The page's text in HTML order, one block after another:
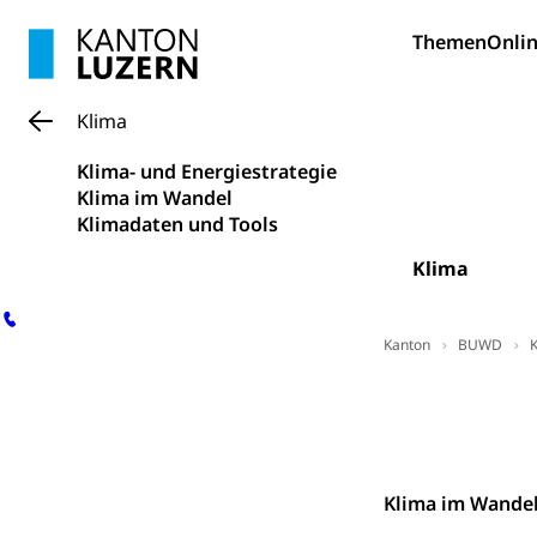
Themen
Klima
Klima
Klima- und Energiestrategie
Klima im Wandel
Klimadaten und Tools
Kanton BUWD
Klima im Wandel
Ärztliche